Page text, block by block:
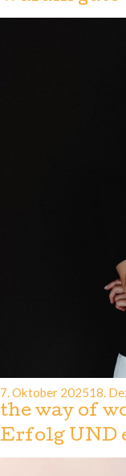
Veröffentlicht
am
7. Oktober 202518.
the way of
Erfolg UND